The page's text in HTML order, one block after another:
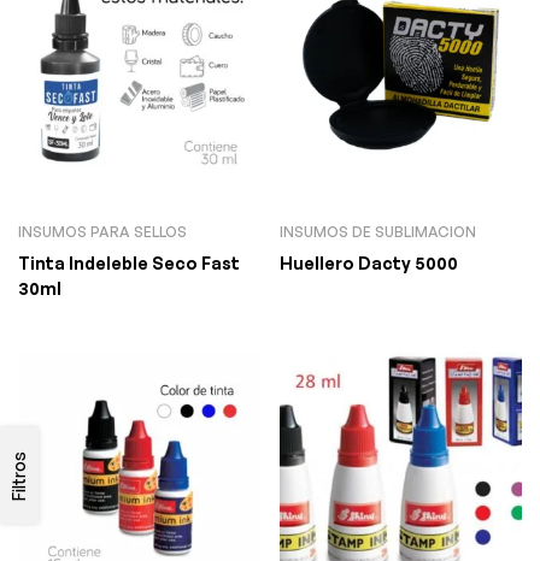
Filtros
INSUMOS PARA SELLOS
Tinta Indeleble Seco Fast
30ml
INSUMOS DE SUBLIMACION
Huellero Dacty 5000